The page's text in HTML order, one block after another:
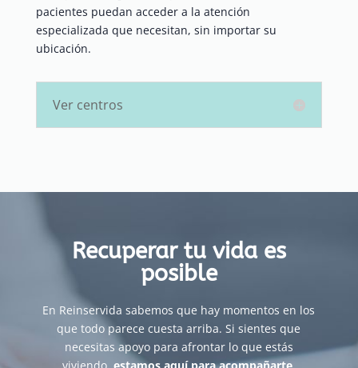
pacientes puedan acceder a la atención
especializada que necesitan, sin importar su
ubicación.
Ver centros
Recuperar tu vida es
posible
En Reinservida sabemos que hay momentos en los
que todo parece cuesta arriba. Si sientes que
necesitas apoyo para afrontar lo que estás